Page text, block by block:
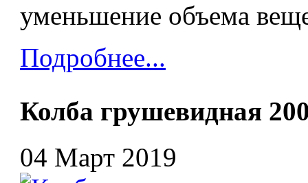
уменьшение объема
Подробнее...
Колба грушевидная
04 Март 2019